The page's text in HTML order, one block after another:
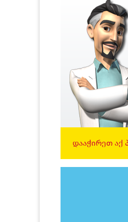
ᲓᲐᲐᲭᲘᲠᲔᲗ ᲐᲥ